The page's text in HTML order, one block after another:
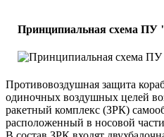
Принципиальная схема ПУ
Противовоздушная защита
одиночных воздушных целей
ракетный комплекс (ЗРК)
расположенный в носовой